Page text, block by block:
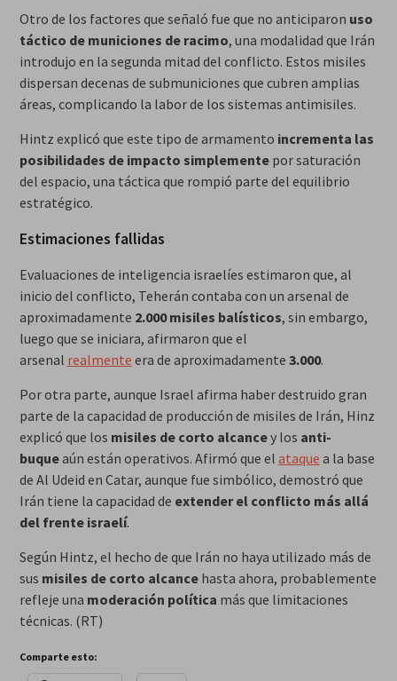
Otro de los factores que señaló fue que no anticiparon uso
táctico de municiones de racimo, una modalidad que Irán
introdujo en la segunda mitad del conflicto. Estos misiles
dispersan decenas de submuniciones que cubren amplias
áreas, complicando la labor de los sistemas antimisiles.
Hintz explicó que este tipo de armamento incrementa las
posibilidades de impacto simplementepor saturación
del espacio, una táctica que rompió parte del equilibrio
estratégico.
Estimaciones fallidas
Evaluaciones de inteligencia israelíes estimaron que, al
inicio del conflicto, Teherán contaba con un arsenal de
aproximadamente 2.000 misiles balísticos, sin embargo,
luego que se iniciara, afirmaron que el
arsenal realmente era de aproximadamente 3.000.
Por otra parte, aunque Israel afirma haber destruido gran
parte de la capacidad de producción de misiles de Irán, Hinz
explicó que los misiles de corto alcancey los anti-
buqueaún están operativos. Afirmó que el ataque a la base
de Al Udeid en Catar, aunque fue simbólico, demostró que
Irán tiene la capacidad de extender el conflicto más allá
del frente israelí.
Según Hintz, el hecho de que Irán no haya utilizado más de
sus misiles de corto alcancehasta ahora, probablemente
refleje una moderación política más que limitaciones
técnicas. (RT)
Comparte esto: